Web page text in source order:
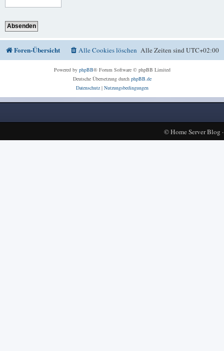
Foren-Übersicht Alle Zeiten sindUTC+02:00
Alle Cookies löschen
Powered by phpBB® Forum Software © phpBB Limited
Deutsche Übersetzung durch phpBB.de
Datenschutz| Nutzungsbedingungen
©Home Server Blog